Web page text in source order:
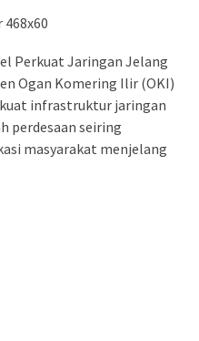
Perkuat Jaringan Jelang
Ogan Komering Ilir (OKI)
infrastruktur jaringan
perdesaan seiring
masyarakat menjelang